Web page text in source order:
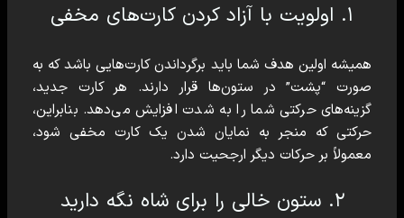
۱. اولویت با آزاد کردن کارت‌های مخفی
همیشه اولین هدف شما باید برگرداندن کارت‌هایی باشد که به
صورت “پشت” در ستون‌ها قرار دارند. هر کارت جدید،
گزینه‌های حرکتی شما را به شدت افزایش می‌دهد. بنابراین،
حرکتی که منجر به نمایان شدن یک کارت مخفی شود،
معمولاً بر حرکات دیگر ارجحیت دارد.
۲. ستون خالی را برای شاه نگه دارید